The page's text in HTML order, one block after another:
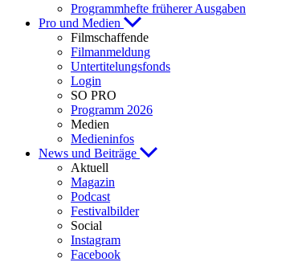
Programmhefte früherer Ausgaben
Pro und Medien
Filmschaffende
Filmanmeldung
Untertitelungsfonds
Login
SO PRO
Programm 2026
Medien
Medieninfos
News und Beiträge
Aktuell
Magazin
Podcast
Festivalbilder
Social
Instagram
Facebook